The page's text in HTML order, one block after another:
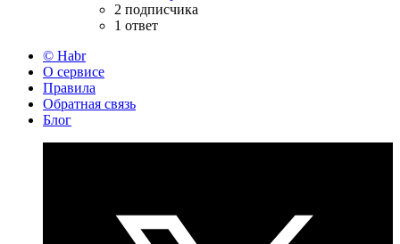
2 подписчика
1 ответ
© Habr
О сервисе
Правила
Обратная связь
Блог